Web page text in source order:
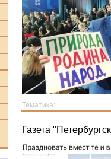
Тематика:
Газета